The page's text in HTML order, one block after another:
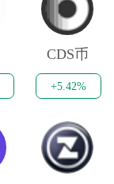
CDS币
+5.42%